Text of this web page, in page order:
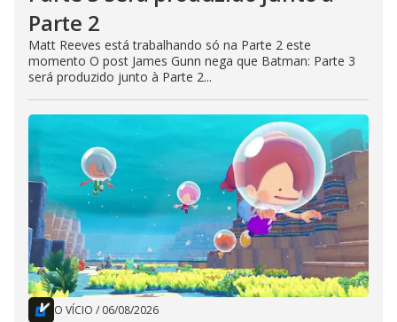
Parte 2
Matt Reeves está trabalhando só na Parte 2 este
momento O post James Gunn nega que Batman: Parte 3
será produzido junto à Parte 2...
O VÍCIO / 06/08/2026